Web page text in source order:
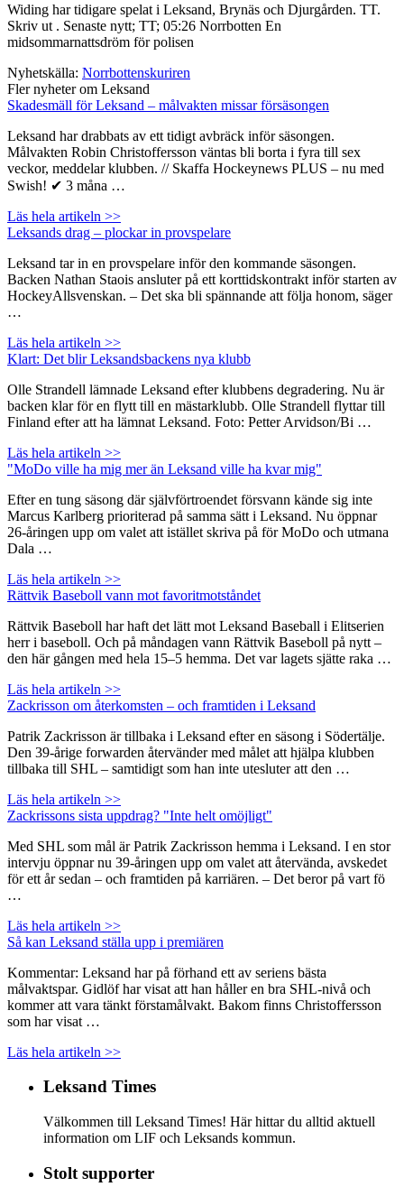
Widing har tidigare spelat i Leksand, Brynäs och Djurgården. TT.
Skriv ut . Senaste nytt; TT; 05:26 Norrbotten En
midsommarnattsdröm för polisen
Nyhetskälla: Norrbottenskuriren
Fler nyheter om Leksand
Skadesmäll för Leksand – målvakten missar försäsongen
Leksand har drabbats av ett tidigt avbräck inför säsongen.
Målvakten Robin Christoffersson väntas bli borta i fyra till sex
veckor, meddelar klubben. // Skaffa Hockeynews PLUS – nu med
Swish! ✔ 3 måna …
Läs hela artikeln >>
Leksands drag – plockar in provspelare
Leksand tar in en provspelare inför den kommande säsongen.
Backen Nathan Staois ansluter på ett korttidskontrakt inför starten av
HockeyAllsvenskan. – Det ska bli spännande att följa honom, säger
…
Läs hela artikeln >>
Klart: Det blir Leksandsbackens nya klubb
Olle Strandell lämnade Leksand efter klubbens degradering. Nu är
backen klar för en flytt till en mästarklubb. Olle Strandell flyttar till
Finland efter att ha lämnat Leksand. Foto: Petter Arvidson/Bi …
Läs hela artikeln >>
"MoDo ville ha mig mer än Leksand ville ha kvar mig"
Efter en tung säsong där självförtroendet försvann kände sig inte
Marcus Karlberg prioriterad på samma sätt i Leksand. Nu öppnar
26-åringen upp om valet att istället skriva på för MoDo och utmana
Dala …
Läs hela artikeln >>
Rättvik Baseboll vann mot favoritmotståndet
Rättvik Baseboll har haft det lätt mot Leksand Baseball i Elitserien
herr i baseboll. Och på måndagen vann Rättvik Baseboll på nytt –
den här gången med hela 15–5 hemma. Det var lagets sjätte raka …
Läs hela artikeln >>
Zackrisson om återkomsten – och framtiden i Leksand
Patrik Zackrisson är tillbaka i Leksand efter en säsong i Södertälje.
Den 39-årige forwarden återvänder med målet att hjälpa klubben
tillbaka till SHL – samtidigt som han inte utesluter att den …
Läs hela artikeln >>
Zackrissons sista uppdrag? "Inte helt omöjligt"
Med SHL som mål är Patrik Zackrisson hemma i Leksand. I en stor
intervju öppnar nu 39-åringen upp om valet att återvända, avskedet
för ett år sedan – och framtiden på karriären. – Det beror på vart fö
…
Läs hela artikeln >>
Så kan Leksand ställa upp i premiären
Kommentar: Leksand har på förhand ett av seriens bästa
målvaktspar. Gidlöf har visat att han håller en bra SHL-nivå och
kommer att vara tänkt förstamålvakt. Bakom finns Christoffersson
som har visat …
Läs hela artikeln >>
Leksand Times
Välkommen till Leksand Times! Här hittar du alltid aktuell
information om LIF och Leksands kommun.
Stolt supporter